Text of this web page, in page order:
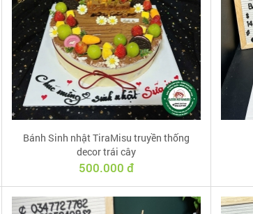
Bánh Sinh nhật TiraMisu truyền thống
decor trái cây
500.000 đ